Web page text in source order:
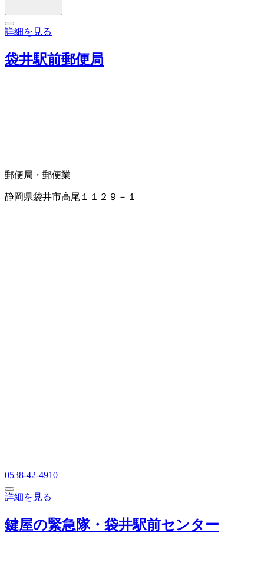
詳細を見る
袋井駅前郵便局
郵便局・郵便業
静岡県袋井市高尾１１２９－１
0538-42-4910
詳細を見る
鍵屋の緊急隊・袋井駅前センター